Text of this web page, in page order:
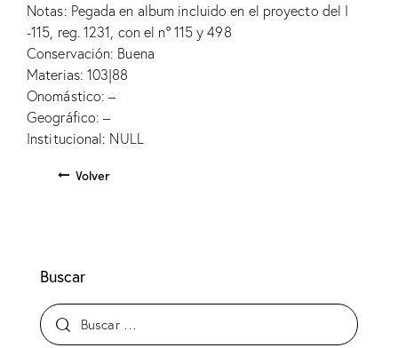
Notas: Pegada en album incluido en el proyecto del I
-115, reg. 1231, con el nº 115 y 498
Conservación: Buena
Materias: 103|88
Onomástico: –
Geográfico: –
Institucional: NULL
Volver
Buscar